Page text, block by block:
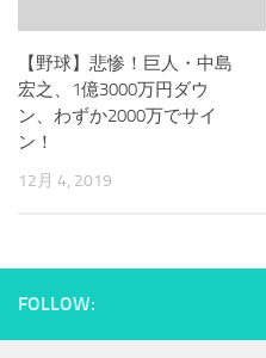
【野球】悲惨！巨人・中島
宏之、1億3000万円ダウ
ン、わずか2000万でサイ
ン！
12月 4, 2019
FOLLOW: